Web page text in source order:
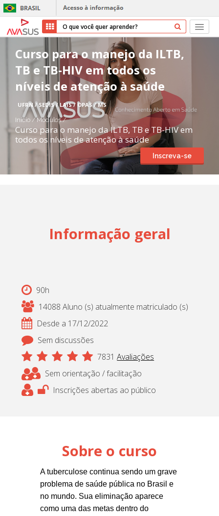
Início
Cursos
Parceiros
Sobre nós
Transparência
Repositório
Cadastrar
Curso para o manejo da ILTB,
TB e TB-HIV em todos os
níveis de atenção à saúde
UFRN / SEDIS / LAIS / OPAS / MS
Início / Módulos/
Curso para o manejo da ILTB, TB e TB-HIV em
todos os níveis de atenção à saúde
Inscreva-se
Informação geral
90h
14088 Aluno (s) atualmente matriculado (s)
Desde a 17/12/2022
Sem discussões
7831 Avaliações
Sem orientação / facilitação
Inscrições abertas ao público
Sobre o curso
A tuberculose continua sendo um grave
problema de saúde pública no Brasil e
no mundo. Sua eliminação aparece
como uma das metas dentro do